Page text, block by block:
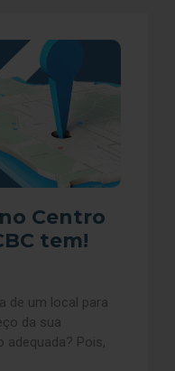
Centro
tem!
de um local para
da sua
adequada? Pois,